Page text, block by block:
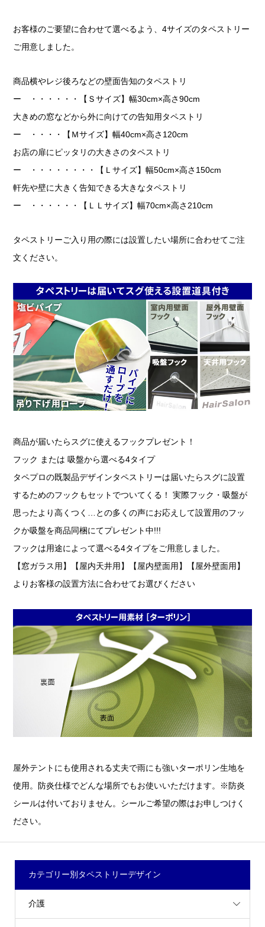
お客様のご要望に合わせて選べるよう、4サイズのタペストリー
ご用意しました。
商品横やレジ後ろなどの壁面告知のタペストリ
ー ・・・・・・【Ｓサイズ】幅30cm×高さ90cm
大きめの窓などから外に向けての告知用タペストリ
ー ・・・・【Ｍサイズ】幅40cm×高さ120cm
お店の扉にピッタリの大きさのタペストリ
ー ・・・・・・・・【Ｌサイズ】幅50cm×高さ150cm
軒先や壁に大きく告知できる大きなタペストリ
ー ・・・・・・【ＬＬサイズ】幅70cm×高さ210cm
タペストリーご入り用の際には設置したい場所に合わせてご注
文ください。
商品が届いたらスグに使えるフックプレゼント！
フック または 吸盤から選べる4タイプ
タペプロの既製品デザインタペストリーは届いたらスグに設置
するためのフックもセットでついてくる！ 実際フック・吸盤が
思ったより高くつく…との多くの声にお応えして設置用のフッ
クか吸盤を商品同梱にてプレゼント中!!!
フックは用途によって選べる4タイプをご用意しました。
【窓ガラス用】【屋内天井用】【屋内壁面用】【屋外壁面用】
よりお客様の設置方法に合わせてお選びください
屋外テントにも使用される丈夫で雨にも強いターポリン生地を
使用。防炎仕様でどんな場所でもお使いいただけます。※防炎
シールは付いておりません。シールご希望の際はお申しつけく
ださい。
カテゴリー別タペストリーデザイン
介護